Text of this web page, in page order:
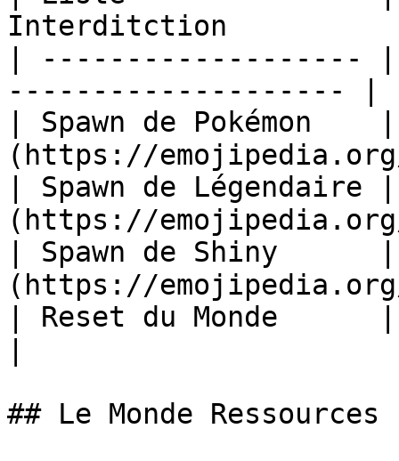
Interditction
| -------------------
-------------------- |
| Spawn de Pokémon
(https://
| Spawn de Légendaire
(https://
| Spawn de Shiny
(https://
| Reset du Monde      |
## Le Monde Ressources